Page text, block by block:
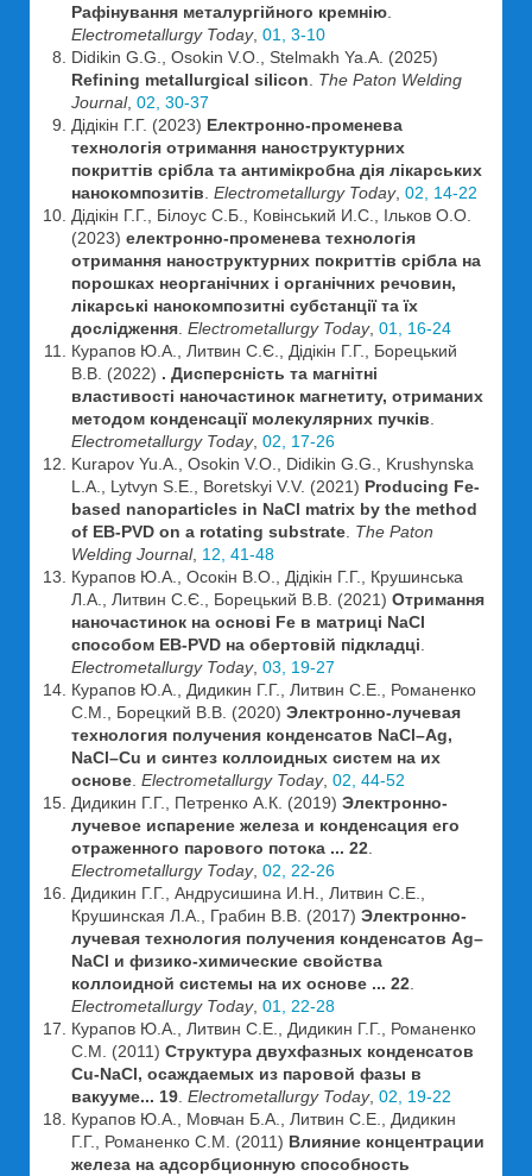
Рафінування металургійного кремнію
Electrometallurgy Today, 01, 3-10
Didikin G.G., Osokin V.O., Stelmakh Ya.A. (2025)
Refining metallurgical silicon
The Paton Welding
Journal, 02, 30-37
Дідікін Г.Г. (2023) Електронно-променева
технологія отримання наноструктурних
покриттів срібла та антимікробна дія лікарських
нанокомпозитів Electrometallurgy Today, 02, 14-22
Дідікін Г.Г., Білоус С.Б., Ковінський И.С., Ільков О.О.
(2023) електронно-променева технологія
отримання наноструктурних покриттів срібла на
порошках неорганічних і органічних речовин,
лікарські нанокомпозитні субстанції та їх
дослідження Electrometallurgy Today, 01, 16-24
Курапов Ю.А., Литвин С.Є., Дідікін Г.Г., Борецький
В.В. (2022) . Дисперсність та магнітні
властивості наночастинок магнетиту, отриманих
методом конденсації молекулярних пучків
Electrometallurgy Today, 02, 17-26
Kurapov Yu.A., Osokin V.O., Didikin G.G., Krushynska
L.A., Lytvyn S.E., Boretskyi V.V. (2021) Producing Fe-
based nanoparticles in NaCl matrix by the method
of EB-PVD on a rotating substrate The Paton
Welding Journal, 12, 41-48
Курапов Ю.А., Осокін В.О., Дідікін Г.Г., Крушинська
Л.А., Литвин С.Є., Борецький В.В. (2021) Отримання
наночастинок на основі Fe в матриці NaCl
способом EB-PVD на обертовій підкладці
Electrometallurgy Today, 03, 19-27
Курапов Ю.А., Дидикин Г.Г., Литвин С.Е., Романенко
С.М., Борецкий В.В. (2020) Электронно-лучевая
технология получения конденсатов NaCl–Ag,
NaCl–Cu и синтез коллоидных систем на их
основе Electrometallurgy Today, 02, 44-52
Дидикин Г.Г., Петренко А.К. (2019) Электронно-
лучевое испарение железа и конденсация его
отраженного парового потока ... 22
Electrometallurgy Today, 02, 22-26
Дидикин Г.Г., Андрусишина И.Н., Литвин С.Е.,
Крушинская Л.А., Грабин В.В. (2017) Электронно-
лучевая технология получения конденсатов Ag–
NaCl и физико-химические свойства
коллоидной системы на их основе ... 22
Electrometallurgy Today, 01, 22-28
Курапов Ю.А., Литвин С.Е., Дидикин Г.Г., Романенко
С.М. (2011) Структура двухфазных конденсатов
Cu-NаCl, осаждаемых из паровой фазы в
вакууме... 19 Electrometallurgy Today, 02, 19-22
Курапов Ю.А., Мовчан Б.А., Литвин С.Е., Дидикин
Г.Г., Романенко С.М. (2011) Влияние концентрации
железа на адсорбционную способность